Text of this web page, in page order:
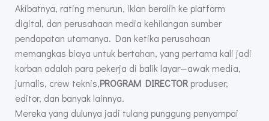
Akibatnya, rating menurun, iklan beralih ke platform
digital, dan perusahaan media kehilangan sumber
pendapatan utamanya. Dan ketika perusahaan
memangkas biaya untuk bertahan, yang pertama kali jadi
korban adalah para pekerja di balik layar—awak media,
jurnalis, crew teknis,PROGRAM DIRECTOR produser,
editor, dan banyak lainnya.
Mereka yang dulunya jadi tulang punggung penyampai